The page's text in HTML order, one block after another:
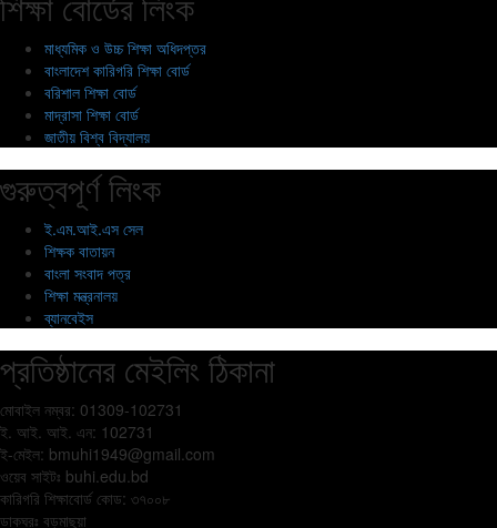
মাধ্যমিক ও উচ্চ শিক্ষা অধিদপ্তর
বাংলাদেশ কারিগরি শিক্ষা বোর্ড
বরিশাল শিক্ষা বোর্ড
মাদ্রাসা শিক্ষা বোর্ড
জাতীয় বিশ্ব বিদ্যালয়
গুরুত্বপূর্ণ লিংক
ই.এম.আই.এস সেল
শিক্ষক বাতায়ন
বাংলা সংবাদ পত্র
শিক্ষা মন্ত্রনালয়
ব্যানবেইস
প্রতিষ্ঠানের মেইলিং ঠিকানা
মোবাইল নম্বর: 01309-102731
ই. আই. আই. এন: 102731
ই-মেইল: bmuhi1949@gmail.com
ওয়েব সাইটঃ buhi.edu.bd
কারিগরি শিক্ষাবোর্ড কোড: ৩৭০০৮
ডাকঘরঃ বড়মাছুয়া